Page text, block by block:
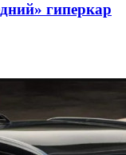
гиперкар